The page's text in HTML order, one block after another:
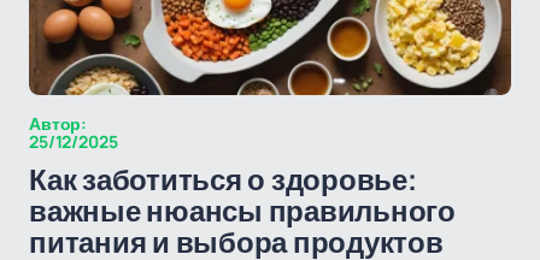
Автор:
25/12/2025
Как заботиться о здоровье:
важные нюансы правильного
питания и выбора продуктов